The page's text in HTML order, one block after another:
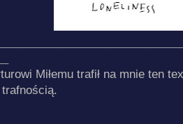
Miłemu trafił na mnie ten